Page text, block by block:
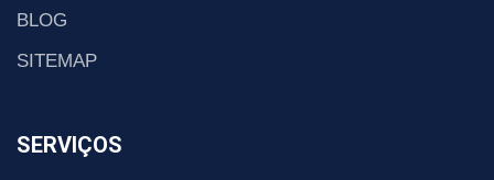
BLOG
SITEMAP
SERVIÇOS